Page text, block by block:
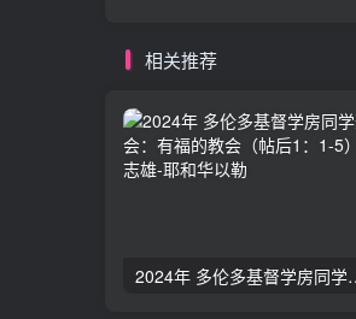
相关推荐
2024年 多伦多基督